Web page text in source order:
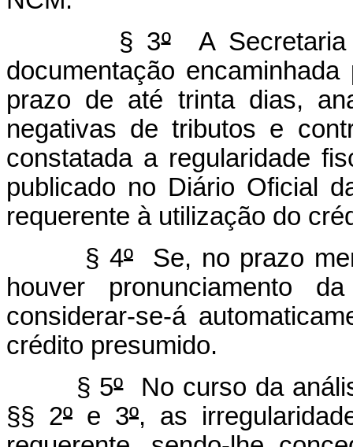
§ 3ºA Secretaria
documentação
prazo de até trinta dias,
negativas de tributos e
constatada a regularidade
publicado no Diário Oficial
requerente à utilização do
§ 4º Se, no prazo
houver pronunciamento
considerar-se-á
crédito presumido.
§ 5ºNo curso da
§§ 2º e 3º, as